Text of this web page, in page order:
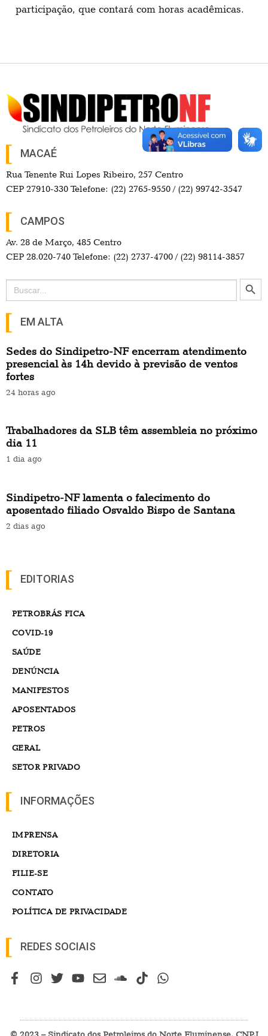
participação, que contará com horas acadêmicas.
MACAÉ
Rua Tenente Rui Lopes Ribeiro, 257 Centro
CEP 27910-330 Telefone: (22) 2765-9550 / (22) 99742-3547
CAMPOS
Av. 28 de Março, 485 Centro
CEP 28.020-740 Telefone: (22) 2737-4700 / (22) 98114-3857
Search
for:
Search Button
EM ALTA
Sedes do Sindipetro-NF encerram atendimento
presencial às 14h devido à previsão de ventos
fortes
24 horas ago
Trabalhadores da SLB têm assembleia no próximo
dia 11
1 dia ago
Sindipetro-NF lamenta o falecimento do
aposentado filiado Osvaldo Bispo de Santana
2 dias ago
EDITORIAS
PETROBRÁS FICA
COVID-19
SAÚDE
DENÚNCIA
MANIFESTOS
APOSENTADOS
PETROS
GERAL
SETOR PRIVADO
INFORMAÇÕES
IMPRENSA
DIRETORIA
FILIE-SE
CONTATO
POLÍTICA DE PRIVACIDADE
REDES SOCIAIS